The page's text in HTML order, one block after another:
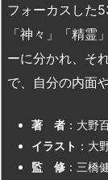
フォーカスした
「神々」「精霊
ーに分かれ、そ
で、自分の内面
著 者 ：大野
イラスト ：大
監 修 ：三橋